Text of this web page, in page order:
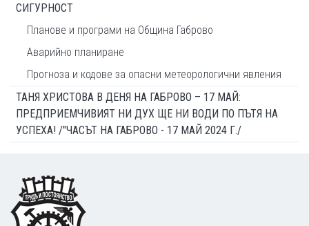
СИГУРНОСТ
Планове и програми на Община Габрово
Аварийно планиране
Прогноза и кодове за опасни метеорологични явления
ТАНЯ ХРИСТОВА В ДЕНЯ НА ГАБРОВО – 17 МАЙ:
ПРЕДПРИЕМЧИВИЯТ НИ ДУХ ЩЕ НИ ВОДИ ПО ПЪТЯ НА
УСПЕХА! /"ЧАСЪТ НА ГАБРОВО - 17 МАЙ 2024 Г./
Footer